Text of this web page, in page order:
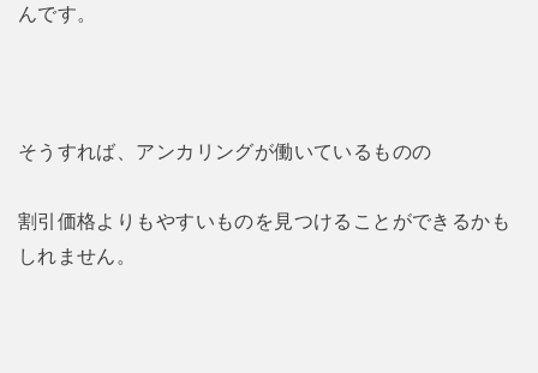
んです。
そうすれば、アンカリングが働いているものの
割引価格よりもやすいものを見つけることができるかも
しれません。